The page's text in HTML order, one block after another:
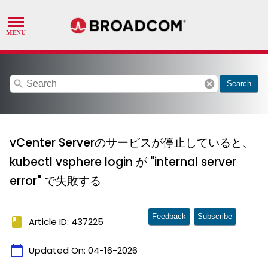
search cancel Search
vCenter Serverのサービスが停止していると、
kubectl vsphere login が "internal server
error" で失敗する
book Article ID: 437225
calendar_today Updated On: 04-16-2026
Feedback Subscribe